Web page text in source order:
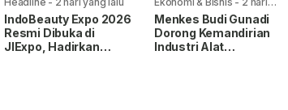
IndoBeauty Expo 2026
Resmi Dibuka di
JIExpo, Hadirkan
yang lalu
Menkes Budi Gunadi
Dorong Kemandirian
Industri Alat